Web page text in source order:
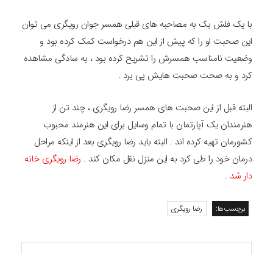
با یک فلش بک به مصاحبه های قبلی همسر جوان رویگری می توان
این صحبت او را که پیش از این هم درخواست کمک کرده بود و
وضعیت نامناسب همسرش را تشریح کرده بود ، به سادگی مشاهده
کرد و به صحت صحبت هایش پی برد .
البته قبل از این صحبت های همسر رضا رویگری ، چند تن از
هنرمندان یک آپارتمان با تمام وسایل برای این هنرمند محبوب
کشورمان تهیه کرده اند . البته باید رضا رویگری بعد از اینکه مراحل
درمان خود را طی کرد به این منزل نقل مکان کند . رضا رویگری خانه
دار شد .
برچسب‌ها: رضا رویگری